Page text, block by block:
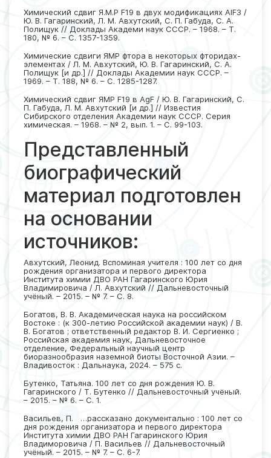
Химический сдвиг Я.М.Р F19 в двух модификациях AIF3 /
Ю. В. Гагаринский, Л. М. Авхутский, С. П. Габуда, С. А.
Полищук // Доклады Академи наук СССР. – 1968. – Т.
180, № 6. – С. 1357-1359.
Химические сдвиги ЯМР фтора в некоторых фторидах-
элементах / Л. М. Авхутский, Ю. В. Гагаринский, С. А.
Полищук [и др.] // Доклады Академии наук СССР. –
1969. – Т. 188, № 6. – С. 1285-1287.
Химический сдвиг ЯМР F19 в AgF / Ю. В. Гагаринский, С.
П. Габуда, Л. М. Авхутский [и др.] // Известия
Сибирского отделения Академии наук СССР. Серия
химическая. – 1968. – № 2, вып. 1. – С. 99-103.
Представленный
биографический
материал подготовлен
на основании
источников:
Авхутский, Леонид. Вспоминая учителя : 100 лет со дня
рождения организатора и первого директора
Института химии ДВО РАН Гагаринского Юрия
Владимировича / Л. Авхутский // Дальневосточный
учёный. – 2015. – № 7. – С. 8.
Богатов, В. В. Академическая наука на российском
Востоке : (к 300-летию Российской академии наук) / В.
В. Богатов ; ответственный редактор В. И. Сергиенко ;
Российская академия наук, Дальневосточное
отделение, Федеральный научный центр
биоразнообразия наземной биоты Восточной Азии. –
Владивосток : Дальнаука, 2024. – 575 с.
Бутенко, Татьяна. 100 лет со дня рождения Ю. В.
Гагаринского / Т. Бутенко // Дальневосточный учёный.
– 2015. – № 6. – С. 1.
Васильев, П. …рассказано документально : 100 лет со
дня рождения организатора и первого директора
Института химии ДВО РАН Гагаринского Юрия
Владиморовича / П. Васильев // Дальневосточный
учёный. – 2015. – № 7. – С. 6-7.